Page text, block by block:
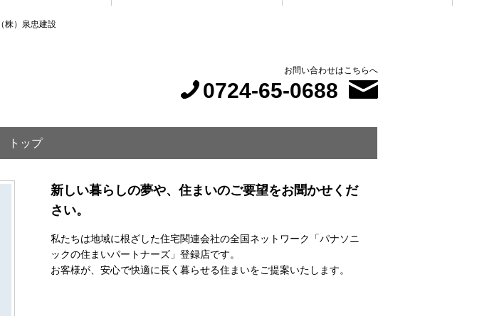
（株）泉忠建設
お問い合わせはこちらへ
0724-65-0688
トップ
新しい暮らしの夢や、住まいのご要望をお聞かせくだ
さい。
私たちは地域に根ざした住宅関連会社の全国ネットワーク「パナソニ
ックの住まいパートナーズ」登録店です。
お客様が、安心で快適に長く暮らせる住まいをご提案いたします。